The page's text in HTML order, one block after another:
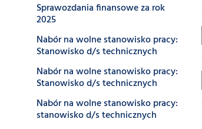
Sprawozdania finansowe za rok
2025
Nabór na wolne stanowisko pracy:
Stanowisko d/s technicznych
Nabór na wolne stanowisko pracy:
Stanowisko d/s technicznych
Nabór na wolne stanowisko pracy:
stanowisko d/s technicznych